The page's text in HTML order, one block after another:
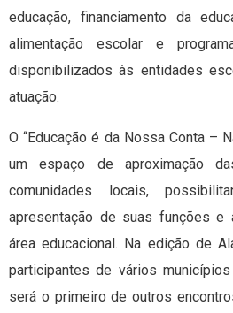
educação, financiamento da
alimentação escolar e
disponibilizados às entidades
atuação.
O “Educação é da Nossa Conta –
um espaço de aproximação
comunidades locais,
apresentação de suas funções e
área educacional. Na edição de
participantes de vários
será o primeiro de outros